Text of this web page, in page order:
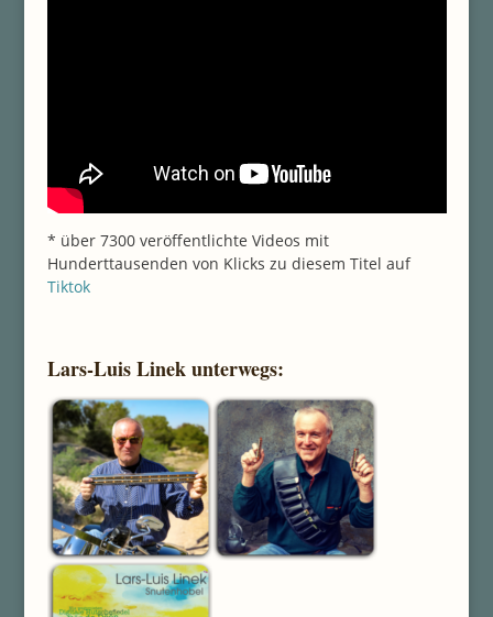
* über 7300 veröffentlichte Videos mit
Hunderttausenden von Klicks zu diesem Titel auf
Tiktok
Lars-Luis Linek unterwegs: